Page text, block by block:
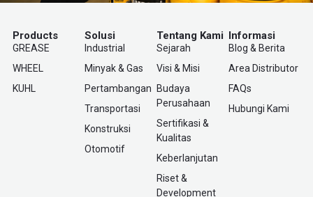
Products
GREASE
WHEEL
KUHL
Solusi
Industrial
Minyak & Gas
Pertambangan
Transportasi
Konstruksi
Otomotif
Tentang Kami
Sejarah
Visi & Misi
Budaya
Perusahaan
Sertifikasi &
Kualitas
Keberlanjutan
Riset &
Development
Informasi
Blog & Berita
Area Distributor
FAQs
Hubungi Kami